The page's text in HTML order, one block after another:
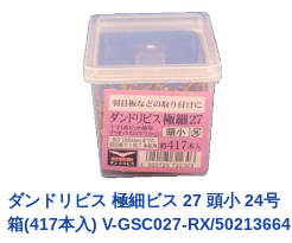
ダンドリビス 極細ビス 27 頭小 24号
箱(417本入) V-GSC027-RX/50213664